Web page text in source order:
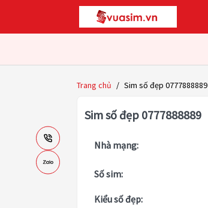
Trang chủ / Sim số đẹp 0777888889
Sim số đẹp 0777888889
Nhà mạng:
Số sim:
Kiểu số đẹp: